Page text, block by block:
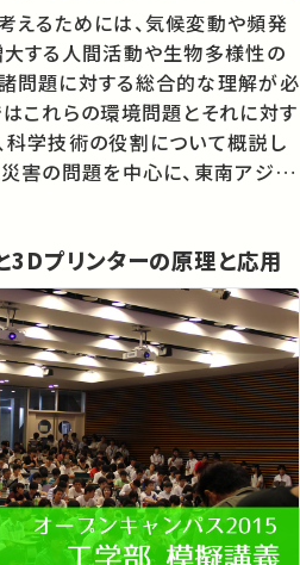
えるためには、気候変動や頻発
大する人間活動や生物多様性の
問題に対する総合的な理解が必
はこれらの環境問題とそれに対す
科学技術の役割について概説し
災害の問題を中心に、東南アジア
して、持続可能な社会の実現
と社会科学による統合的アプロ
ーチの重要性について考えていきます。 …
3Dプリンターの原理と応用